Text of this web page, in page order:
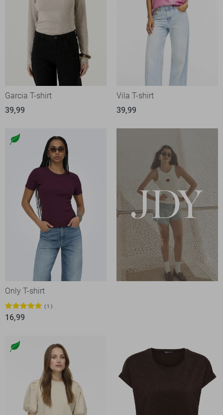
Garcia T-shirt
39,99
Vila T-shirt
39,99
Only T-shirt
1
16,99